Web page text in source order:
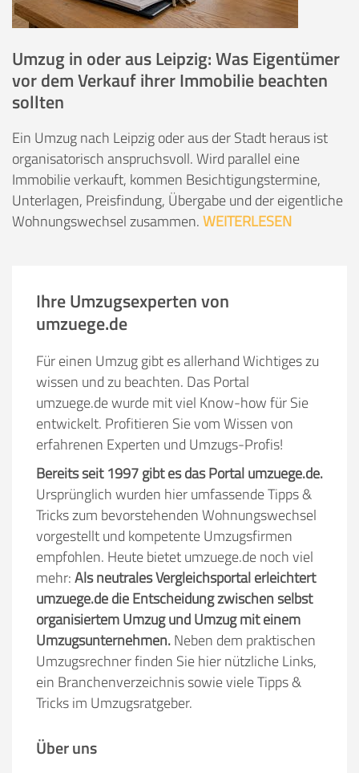
Umzug in oder aus Leipzig: Was Eigentümer
vor dem Verkauf ihrer Immobilie beachten
sollten
Ein Umzug nach Leipzig oder aus der Stadt heraus ist
organisatorisch anspruchsvoll. Wird parallel eine
Immobilie verkauft, kommen Besichtigungstermine,
Unterlagen, Preisfindung, Übergabe und der eigentliche
Wohnungswechsel zusammen.WEITERLESEN
Ihre Umzugsexperten von
umzuege.de
Für einen Umzug gibt es allerhand Wichtiges zu
wissen und zu beachten. Das Portal
umzuege.de wurde mit viel Know-how für Sie
entwickelt. Profitieren Sie vom Wissen von
erfahrenen Experten und Umzugs-Profis!
Bereits seit 1997 gibt es das Portal umzuege.de.
Ursprünglich wurden hier umfassende Tipps &
Tricks zum bevorstehenden Wohnungswechsel
vorgestellt und kompetente Umzugsfirmen
empfohlen. Heute bietet umzuege.de noch viel
mehr:Als neutrales Vergleichsportal erleichtert
umzuege.de die Entscheidung zwischen selbst
organisiertem Umzug und Umzug mit einem
Umzugsunternehmen.Neben dem praktischen
Umzugsrechner finden Sie hier nützliche Links,
ein Branchenverzeichnis sowie viele Tipps &
Tricks im Umzugsratgeber.
Über uns